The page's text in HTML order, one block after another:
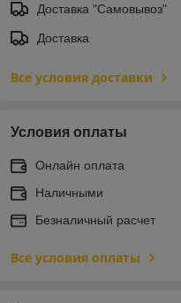
Доставка "Самовывоз"
Доставка
Все условия доставки
Условия оплаты
Онлайн оплата
Наличными
Безналичный расчет
Все условия оплаты